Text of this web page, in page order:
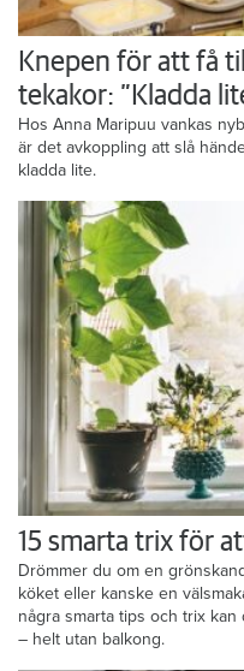
Knepen för att få
tekakor: ”Kladda
Hos Anna Maripuu vankas
är det avkoppling att slå
kladda lite.
15 smarta trix för
Drömmer du om en
köket eller kanske en
några smarta tips och trix
– helt utan balkong.